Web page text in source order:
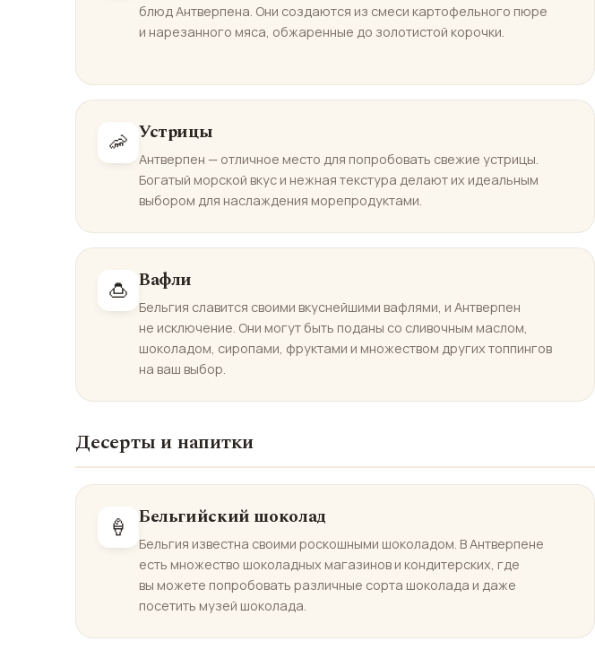
блюд Антверпена. Они создаются из смеси картофельного пюре
и нарезанного мяса, обжаренные до золотистой корочки.
🦐 Устрицы
Антверпен — отличное место для попробовать свежие устрицы.
Богатый морской вкус и нежная текстура делают их идеальным
выбором для наслаждения морепродуктами.
🍮 Вафли
Бельгия славится своими вкуснейшими вафлями, и Антверпен
не исключение. Они могут быть поданы со сливочным маслом,
шоколадом, сиропами, фруктами и множеством других топпингов
на ваш выбор.
Десерты и напитки
🍦 Бельгийский шоколад
Бельгия известна своими роскошными шоколадом. В Антверпене
есть множество шоколадных магазинов и кондитерских, где
вы можете попробовать различные сорта шоколада и даже
посетить музей шоколада.